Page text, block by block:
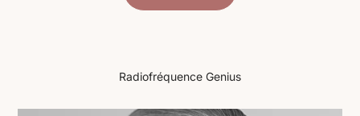
Radiofréquence Genius